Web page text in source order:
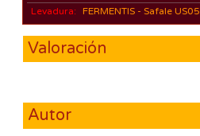
Levadura: FERMENTIS - Safale US05
Valoración
Autor